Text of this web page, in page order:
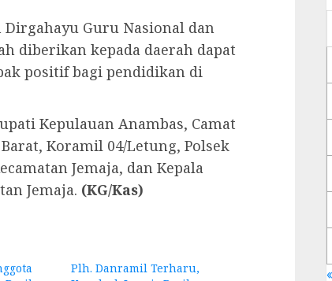
Guru Nasional dan
diberikan kepada daerah dapat
positif bagi pendidikan di
Kepulauan Anambas, Camat
Koramil 04/Letung, Polsek
Jemaja, dan Kepala
Jemaja. (KG/Kas)
Plh. Danramil Terharu,